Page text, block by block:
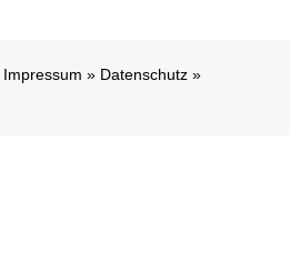
Impressum » Datenschutz »